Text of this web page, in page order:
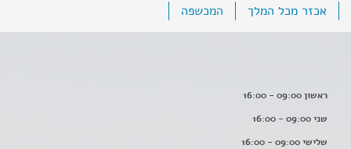
אכזר מכל המלך המכשפה
ראשון 09:00 - 16:00
שני 09:00 - 16:00
שלישי 09:00 - 16:00